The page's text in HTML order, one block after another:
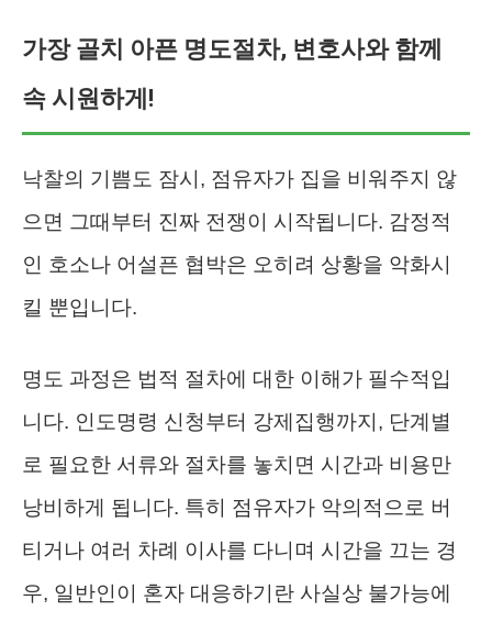
가장 골치 아픈 명도절차, 변호사와 함께
속 시원하게!
낙찰의 기쁨도 잠시, 점유자가 집을 비워주지 않
으면 그때부터 진짜 전쟁이 시작됩니다. 감정적
인 호소나 어설픈 협박은 오히려 상황을 악화시
킬 뿐입니다.
명도 과정은 법적 절차에 대한 이해가 필수적입
니다. 인도명령 신청부터 강제집행까지, 단계별
로 필요한 서류와 절차를 놓치면 시간과 비용만
낭비하게 됩니다. 특히 점유자가 악의적으로 버
티거나 여러 차례 이사를 다니며 시간을 끄는 경
우, 일반인이 혼자 대응하기란 사실상 불가능에